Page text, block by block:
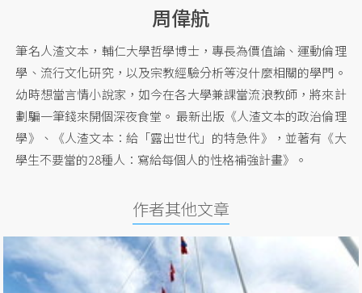
周偉航
筆名人渣文本，輔仁大學哲學博士，專長為價值論、運動倫理
學、流行文化研究，以及宗教經驗分析等沒什麼相關的學門。
幼時想當言情小說家，如今在各大學兼課當流浪教師，將來計
劃騙一筆錢來開個深夜食堂。 最新出版《人渣文本的政治倫理
學》、《人渣文本：給「露出世代」的特急件》，並著有《大
學生不要當的28種人：寫給每個人的性格補強計畫》。
作者其他文章